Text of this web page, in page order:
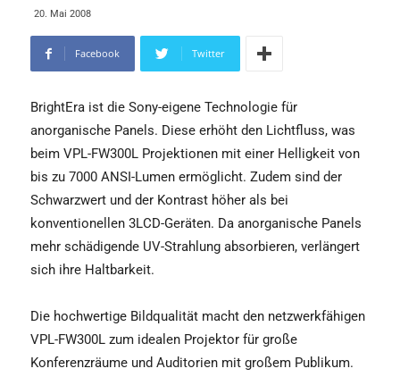
20. Mai 2008
Facebook Twitter
BrightEra ist die Sony-eigene Technologie für
anorganische Panels. Diese erhöht den Lichtfluss, was
beim VPL-FW300L Projektionen mit einer Helligkeit von
bis zu 7000 ANSI-Lumen ermöglicht. Zudem sind der
Schwarzwert und der Kontrast höher als bei
konventionellen 3LCD-Geräten. Da anorganische Panels
mehr schädigende UV-Strahlung absorbieren, verlängert
sich ihre Haltbarkeit.
Die hochwertige Bildqualität macht den netzwerkfähigen
VPL-FW300L zum idealen Projektor für große
Konferenzräume und Auditorien mit großem Publikum.